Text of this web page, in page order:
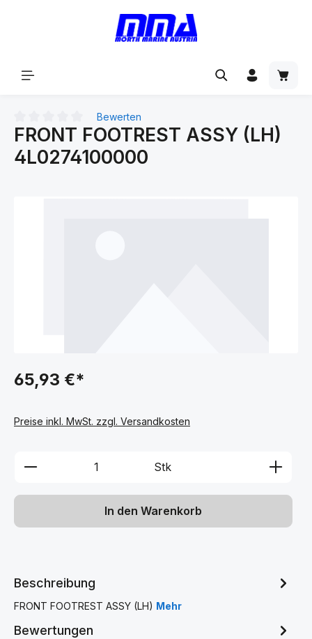
Durchschnittliche Bewertung von 0 von 5 Sternen
Bewerten
FRONT FOOTREST ASSY (LH)
4L0274100000
65,93 €*
Preise inkl. MwSt. zzgl. Versandkosten
Produkt Anzahl: Gib den
Stk
In den Warenkorb
Beschreibung
FRONT FOOTREST ASSY (LH) Mehr
Bewertungen